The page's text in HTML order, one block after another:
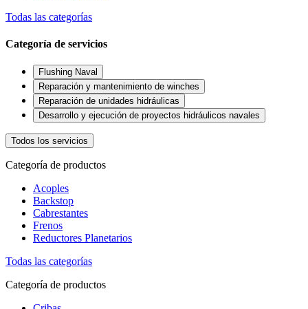
Todas las categorías
Categoría de servicios
Flushing Naval
Reparación y mantenimiento de winches
Reparación de unidades hidráulicas
Desarrollo y ejecución de proyectos hidráulicos navales
Todos los servicios
Categoría de productos
Acoples
Backstop
Cabrestantes
Frenos
Reductores Planetarios
Todas las categorías
Categoría de productos